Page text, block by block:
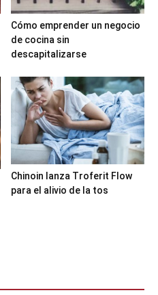
Cómo emprender un negocio
de cocina sin
descapitalizarse
Chinoin lanza Troferit Flow
para el alivio de la tos